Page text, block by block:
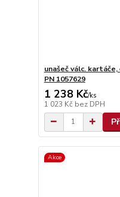
unašeč válc.
PN 1057629
1 238 Kč/ks
1 023 Kč bez DPH
Akce